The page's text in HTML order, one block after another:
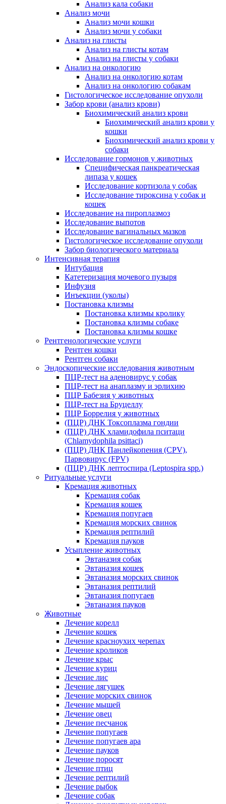
Анализ кала собаки
Анализ мочи
Анализ мочи кошки
Анализ мочи у собаки
Анализ на глисты
Анализ на глисты котам
Анализ на глисты у собаки
Анализ на онкологию
Анализ на онкологию котам
Анализ на онкологию собакам
Гистологическое исследование опухоли
Забор крови (анализ крови)
Биохимический анализ крови
Биохимический анализ крови у
кошки
Биохимический анализ крови у
собаки
Исследование гормонов у животных
Специфическая панкреатическая
липаза у кошек
Исследование кортизола у собак
Исследование тироксина у собак и
кошек
Исследование на пироплазмоз
Исследование выпотов
Исследование вагинальных мазков
Гистологическое исследование опухоли
Забор биологического материала
Интенсивная терапия
Интубация
Катетеризация мочевого пузыря
Инфузия
Инъекции (уколы)
Постановка клизмы
Постановка клизмы кролику
Постановка клизмы собаке
Постановка клизмы кошке
Рентгенологические услуги
Рентген кошки
Рентген собаки
Эндоскопические исследования животным
ПЦР-тест на аденовирус у собак
ПЦР-тест на анаплазму и эрлихию
ПЦР Бабезия у животных
ПЦР-тест на Бруцеллу
ПЦР Боррелия у животных
(ПЦР) ДНК Токсоплазма гондии
(ПЦР) ДНК хламидофила пситаци
(Chlamydophila psittaci)
(ПЦР) ДНК Панлейкопения (CPV),
Парвовирус (FPV)
(ПЦР) ДНК лептоспира (Leptospira spp.)
Ритуальные услуги
Кремация животных
Кремация собак
Кремация кошек
Кремация попугаев
Кремация морских свинок
Кремация рептилий
Кремация пауков
Усыпление животных
Эвтаназия собак
Эвтаназия кошек
Эвтаназия морских свинок
Эвтаназия рептилий
Эвтаназия попугаев
Эвтаназия пауков
Животные
Лечение корелл
Лечение кошек
Лечение красноухих черепах
Лечение кроликов
Лечение крыс
Лечение куриц
Лечение лис
Лечение лягушек
Лечение морских свинок
Лечение мышей
Лечение овец
Лечение песчанок
Лечение попугаев
Лечение попугаев ара
Лечение пауков
Лечение поросят
Лечение птиц
Лечение рептилий
Лечение рыбок
Лечение собак